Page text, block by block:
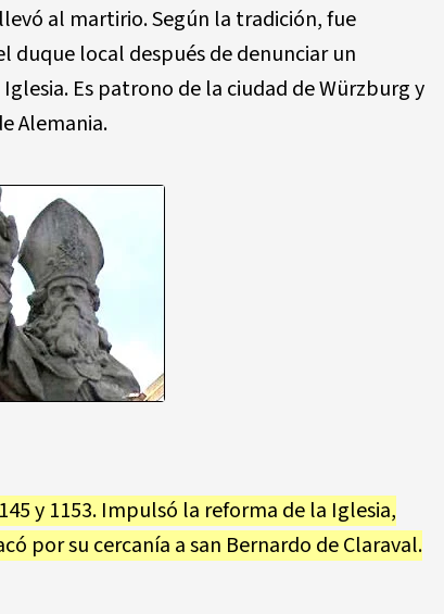
al martirio. Según la tradición, fue
duque local después de denunciar un
Es patrono de la ciudad de Würzburg y
Alemania.
y 1153. Impulsó la reforma de la Iglesia,
por su cercanía a san Bernardo de Claraval.